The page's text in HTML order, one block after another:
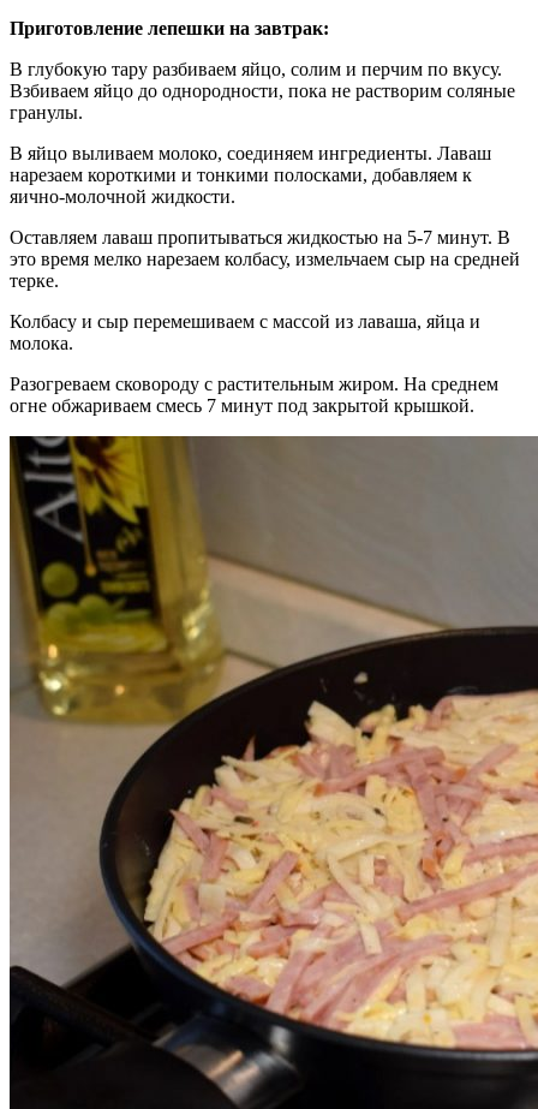
Приготовление лепешки на завтрак:
В глубокую тару разбиваем яйцо, солим и перчим по вкусу.
Взбиваем яйцо до однородности, пока не растворим соляные
гранулы.
В яйцо выливаем молоко, соединяем ингредиенты. Лаваш
нарезаем короткими и тонкими полосками, добавляем к
яично-молочной жидкости.
Оставляем лаваш пропитываться жидкостью на 5-7 минут. В
это время мелко нарезаем колбасу, измельчаем сыр на средней
терке.
Колбасу и сыр перемешиваем с массой из лаваша, яйца и
молока.
Разогреваем сковороду с растительным жиром. На среднем
огне обжариваем смесь 7 минут под закрытой крышкой.